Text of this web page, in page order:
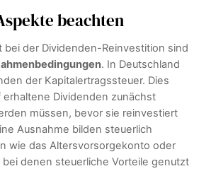
beachten
bei der Dividenden-Reinvestition sind
. In Deutschland
der Kapitalertragssteuer. Dies
Dividenden zunächst
müssen, bevor sie reinvestiert
Ausnahme bilden steuerlich
wie das Altersvorsorgekonto oder
bei denen steuerliche Vorteile genutzt